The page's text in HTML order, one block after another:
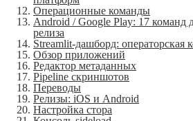
Операционные команды
Android / Google Play: 17 команд
релиза
Streamlit-дашборд: операторская
Обзор приложений
Редактор метаданных
Pipeline скриншотов
Переводы
Релизы: iOS и Android
Настройка стора